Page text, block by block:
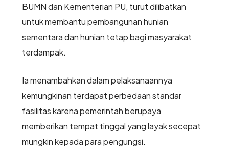
BUMN dan Kementerian PU, turut dilibatkan
untuk membantu pembangunan hunian
sementara dan hunian tetap bagi masyarakat
terdampak.
Ia menambahkan dalam pelaksanaannya
kemungkinan terdapat perbedaan standar
fasilitas karena pemerintah berupaya
memberikan tempat tinggal yang layak secepat
mungkin kepada para pengungsi.